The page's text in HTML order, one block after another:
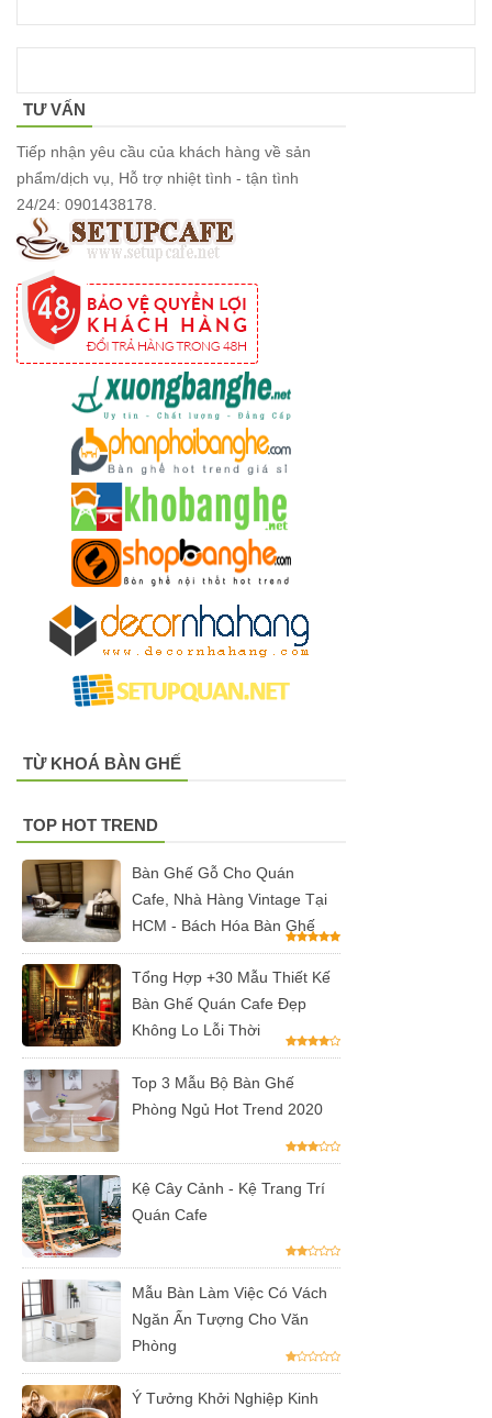
hồng
gaming, ghế
streamer
đẹp giá tốt
tại HCM
Tổng hợp
các mẫu
chân bàn
cafe, chân
chân bàn
inox, chân
bàn ăn hot
trend 2023
Ghế decor
trong suốt,
ghế xoay
Ghế Eames
vải bố xanh
xám GLM27-
ghế dành
cho quán
cafe, cửa
hàng tại
Tp.HCM
Ghế chân
xoay mặt
GLM48-ghế
tiếp khách,
văn phòng
tại Tp.HCM
cafe tiếp
TƯ VẤN
Tiếp nhận yêu cầu của khách hàng về sản
phẩm/dịch vụ, Hỗ trợ nhiệt tình - tận tình
24/24: 0901438178.
TỪ KHOÁ BÀN GHẾ
TOP HOT TREND
Bàn Ghế Gỗ Cho Quán
Cafe, Nhà Hàng Vintage Tại
HCM - Bách Hóa Bàn Ghế
Tổng Hợp +30 Mẫu Thiết Kế
Bàn Ghế Quán Cafe Đẹp
Không Lo Lỗi Thời
Top 3 Mẫu Bộ Bàn Ghế
Phòng Ngủ Hot Trend 2020
Kệ Cây Cảnh - Kệ Trang Trí
Quán Cafe
Mẫu Bàn Làm Việc Có Vách
Ngăn Ấn Tượng Cho Văn
Phòng
Ý Tưởng Khởi Nghiệp Kinh